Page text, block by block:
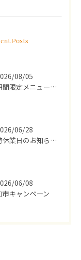
Posts
08/05
【期間限定メニュー】洋食屋さんのナポリタンとミニハンバーグ
06/28
臨時休業日のお知らせ（2026年7月）
06/08
市キャンペーン